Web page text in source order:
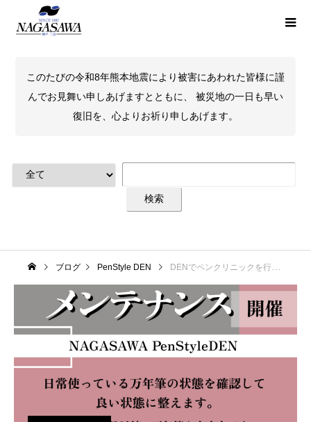
このたびの令和8年熊本地震により被害にあわれた皆様に謹
んでお見舞い申しあげますとともに、 被災地の一日も早い
復旧を、心よりお祈り申しあげます。
ブログ PenStyle DEN DENでペンクリニックを行います！